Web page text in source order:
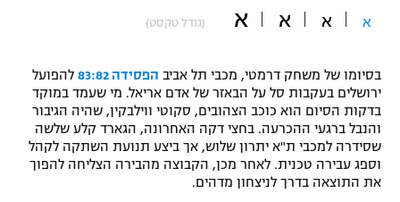
תקנון עבור פעילות אלקטרה
תקנון עבור פעילות ספורט 1 – "מרלן"
גיימינג E-Sports
תנאי שימוש
כדורמים
פוטבול אמריקאי NFL
בייסבול MLB
ספורט אתגרי ואקסטרים
א א א א (גודל טקסט)
בסיומו של משחק דרמטי, מכבי תל אביב הפסידה 83:82
להפועל
ירושלים בעקבות סל על הבאזר של אדם אריאל. מי שעמד במוקד
בדקות הסיום הוא כוכב הצהובים, סקוטי ווילבקין, שהיה הגיבור
והנבל ברגעי ההכרעה. בחצי דקה האחרונה, הגארד קלע שלשה
שסידרה למכבי ת"א יתרון שלוש, אך ביצע תנועת השתקה לקהל
וספג עבירה טכנית. לאחר מכן, הקבוצה מהבירה הצליחה להפוך
את התוצאה בדרך לניצחון מדהים.